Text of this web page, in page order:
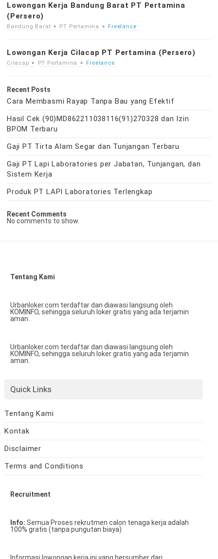
Lowongan Kerja Bandung Barat PT Pertamina
(Persero)
Bandung Barat PT Pertamina Freelance
Lowongan Kerja Cilacap PT Pertamina (Persero)
Cilacap PT Pertamina Freelance
Recent Posts
Cara Membasmi Rayap Tanpa Bau yang Efektif
Hasil Cek (90)MD862211038116(91)270328 dan Izin
BPOM Terbaru
Gaji PT Tirta Alam Segar dan Tunjangan Terbaru
Gaji PT Lapi Laboratories per Jabatan, Tunjangan, dan
Sistem Kerja
Produk PT LAPI Laboratories Terlengkap
Recent Comments
No comments to show.
Tentang Kami
Urbanloker.com terdaftar dan diawasi langsung oleh
KOMINFO, sehingga seluruh loker gratis yang ada terjamin
aman.
Urbanloker.com terdaftar dan diawasi langsung oleh
KOMINFO, sehingga seluruh loker gratis yang ada terjamin
aman.
Quick Links
Tentang Kami
Kontak
Disclaimer
Terms and Conditions
Recruitment
Info: Semua Proses rekrutmen calon tenaga kerja adalah
100% gratis (tanpa pungutan biaya)
Informasi lowongan kerja ini yang bersumber dari